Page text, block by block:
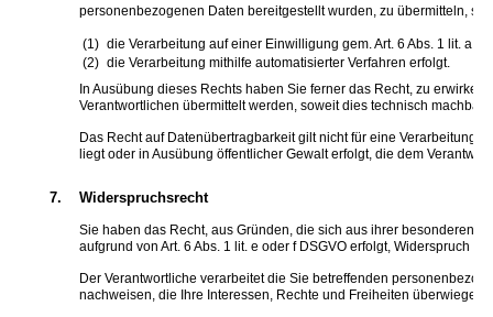
personenbezogenen Daten bereitgestellt wurden, zu übermitteln,
die Verarbeitung auf einer Einwilligung gem. Art. 6 Abs. 1 lit. a
die Verarbeitung mithilfe automatisierter Verfahren erfolgt.
In Ausübung dieses Rechts haben Sie ferner das Recht, zu
Verantwortlichen übermittelt werden, soweit dies technisch
Das Recht auf Datenübertragbarkeit gilt nicht für eine Verarbeitung
liegt oder in Ausübung öffentlicher Gewalt erfolgt, die dem
7. Widerspruchsrecht
Sie haben das Recht, aus Gründen, die sich aus ihrer besonderen
aufgrund von Art. 6 Abs. 1 lit. e oder f DSGVO erfolgt, Widerspruch
Der Verantwortliche verarbeitet die Sie betreffenden
nachweisen, die Ihre Interessen, Rechte und Freiheiten